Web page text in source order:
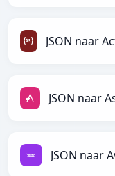
JSON naar